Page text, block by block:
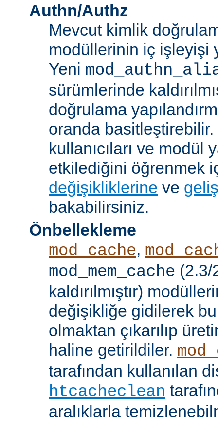
Authn/Authz
Mevcut kimlik
modüllerinin iç işleyişi
Yeni
sürümlerinde
doğrulama
oranda
kullanıcıları ve modül
etkilediğini öğrenmek
değişikliklerine ve
bakabilirsiniz.
Önbellekleme
mod_cache,
mod_mem_cache (2.3/
kaldırılmıştır)
değişikliğe gidilerek
olmaktan çıkarılıp
haline getirildiler.
tarafından kullanılan
htcacheclean
aralıklarla